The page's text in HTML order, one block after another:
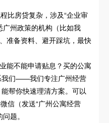
比房贷复杂，涉及“企业审
广州政策的机构（比如我
准备资料、避开踩坑，最快
能不能申请贴息？买的公寓
我们——我们专注广州经营
帮你快速理清方案。可以
信（发送“广州公寓经营
题。